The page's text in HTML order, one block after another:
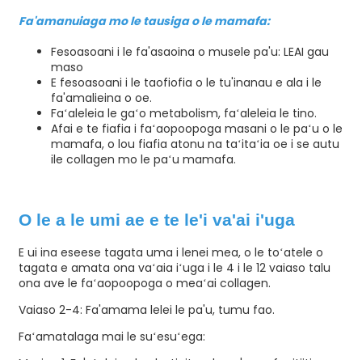
Fa'amanuiaga mo le tausiga o le mamafa:
Fesoasoani i le fa'asaoina o musele pa'u: LEAI gau
maso
E fesoasoani i le taofiofia o le tu'inanau e ala i le
fa'amalieina o oe.
Faʻaleleia le gaʻo metabolism, faʻaleleia le tino.
Afai e te fiafia i faʻaopoopoga masani o le paʻu o le
mamafa, o lou fiafia atonu na taʻitaʻia oe i se autu
ile collagen mo le paʻu mamafa.
O le a le umi ae e te le'i va'ai i'uga
E ui ina eseese tagata uma i lenei mea, o le toʻatele o
tagata e amata ona vaʻaia iʻuga i le 4 i le 12 vaiaso talu
ona ave le faʻaopoopoga o meaʻai collagen.
Vaiaso 2-4: Fa'amama lelei le pa'u, tumu fao.
Faʻamatalaga mai le suʻesuʻega: